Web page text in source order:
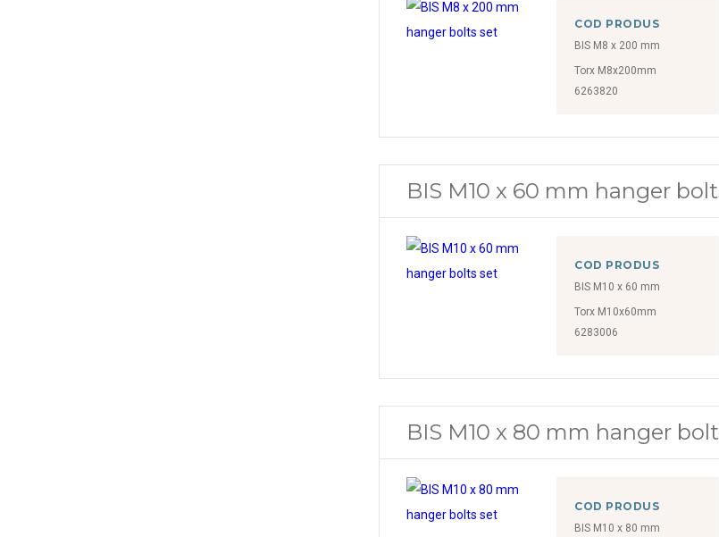
COD PRODUS
BIS M8 x 200 mm
Torx M8x200mm
6263820
BIS M10 x 60 mm hanger
COD PRODUS
BIS M10 x 60 mm
Torx M10x60mm
6283006
BIS M10 x 80 mm hanger
COD PRODUS
BIS M10 x 80 mm